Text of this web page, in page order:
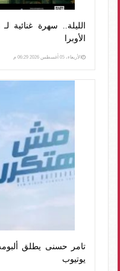
الليلة.. سهرة
الأوبرا
الأربعاء، 05 أغسطس 2026 06:29 م
تامر حسنى يطلق
يوتيوب